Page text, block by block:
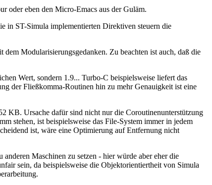
oder eben den Micro-Emacs aus der Guläm.
in ST-Simula implementierten Direktiven steuern die
Modularisierungsgedanken. Zu beachten ist auch, daß die
Wert, sondern 1.9... Turbo-C beispielsweise liefert das
der Fließkomma-Routinen hin zu mehr Genauigkeit ist eine
KB. Ursache dafür sind nicht nur die Coroutinenunterstützung
stehen, ist beispielsweise das File-System immer in jedem
ist, wäre eine Optimierung auf Entfernung nicht
Maschinen zu setzen - hier würde aber eher die
sein, da beispielsweise die Objektorientiertheit von Simula